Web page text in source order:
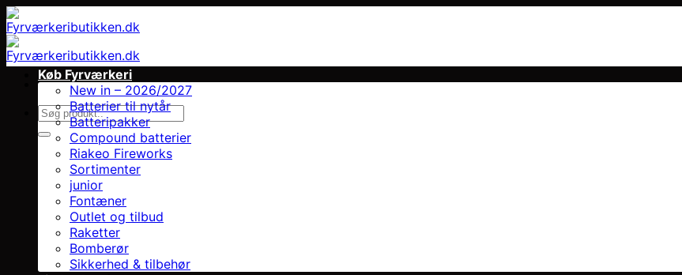
Fortsæt
til
indhold
Søg
efter:
Køb Fyrværkeri
New in – 2026/2027
Batterier til nytår
Batteripakker
Compound batterier
Riakeo Fireworks
Sortimenter
junior
Fontæner
Outlet og tilbud
Raketter
Bomberør
Sikkerhed & tilbehør